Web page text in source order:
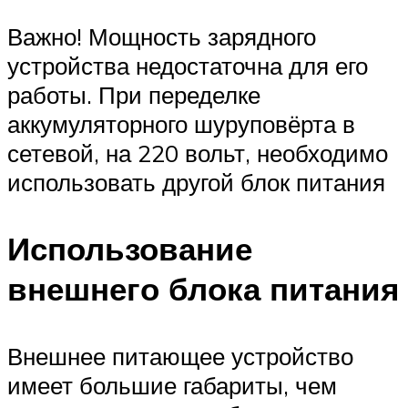
Важно! Мощность зарядного
устройства недостаточна для его
работы. При переделке
аккумуляторного шуруповёрта в
сетевой, на 220 вольт, необходимо
использовать другой блок питания
Использование
внешнего блока питания
Внешнее питающее устройство
имеет большие габариты, чем